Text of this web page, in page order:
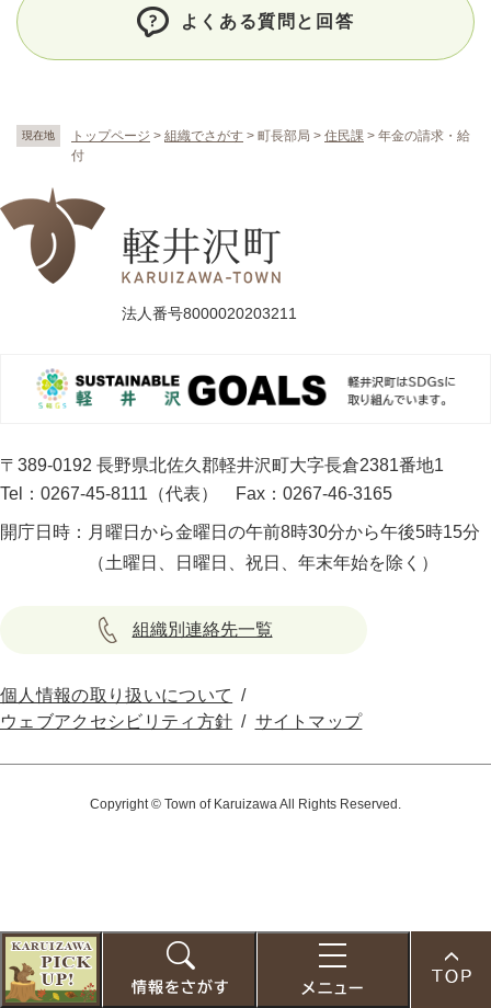
お
す
索
ニ
現在地 トップページ > 組織でさがす > 町長部局 > 住民課 > 年金の請求・給
付
よくある質問と回答
法人番号8000020203211
〒389-0192 長野県北佐久郡軽井沢町大字長倉2381番地1
Tel：0267-45-8111（代表）
Fax：0267-46-3165
開庁日時： 月曜日から金曜日の午前8時30分から午後5時15分
（土曜日、日曜日、祝日、年末年始を除く）
組織別連絡先一覧
個人情報の取り扱いについて
ウェブアクセシビリティ方針
サイトマップ
Copyright © Town of Karuizawa All Rights Reserved.